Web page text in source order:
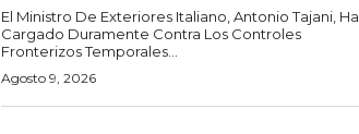
El Ministro De Exteriores Italiano, Antonio Tajani, Ha
Cargado Duramente Contra Los Controles
Fronterizos Temporales...
Agosto 9, 2026